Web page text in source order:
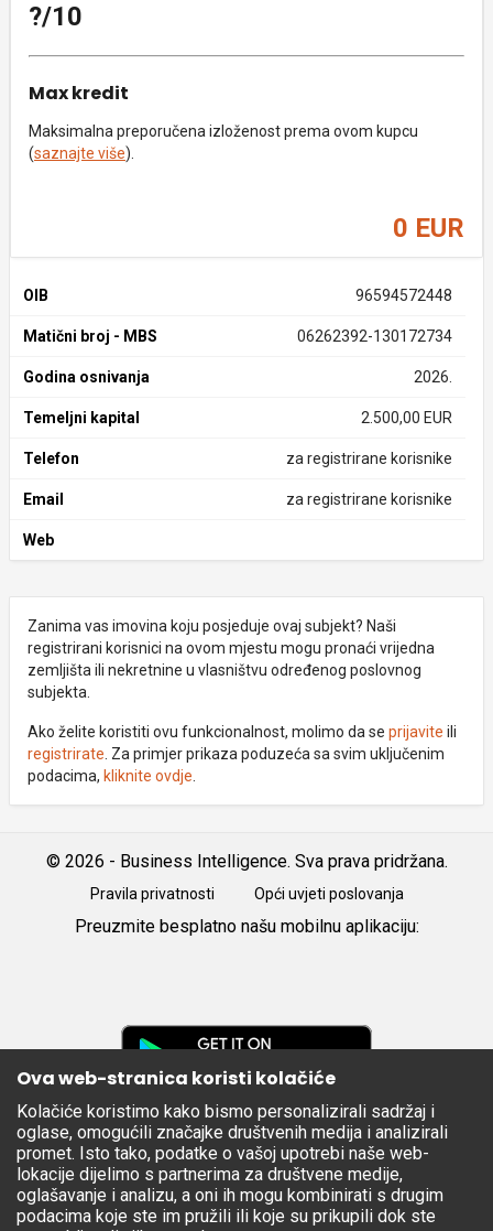
?/10
Max kredit
Maksimalna preporučena izloženost prema ovom kupcu
(saznajte više).
0 EUR
OIB 96594572448
Matični broj - MBS 06262392-130172734
Godina osnivanja 2026.
Temeljni kapital 2.500,00 EUR
Telefon za registrirane korisnike
Email za registrirane korisnike
Web
Zanima vas imovina koju posjeduje ovaj subjekt? Naši
registrirani korisnici na ovom mjestu mogu pronaći vrijedna
zemljišta ili nekretnine u vlasništvu određenog poslovnog
subjekta.
Ako želite koristiti ovu funkcionalnost, molimo da se prijavite ili
registrirate . Za primjer prikaza poduzeća sa svim uključenim
podacima, kliknite ovdje
© 2026 - Business Intelligence. Sva prava pridržana.
Pravila privatnosti Opći uvjeti poslovanja
Preuzmite besplatno našu mobilnu aplikaciju:
Apple
Store
Ova web-stranica koristi kolačiće
Kolačiće koristimo kako bismo personalizirali sadržaj i
oglase, omogućili značajke društvenih medija i analizirali
promet. Isto tako, podatke o vašoj upotrebi naše web-
lokacije dijelimo s partnerima za društvene medije,
oglašavanje i analizu, a oni ih mogu kombinirati s drugim
podacima koje ste im pružili ili koje su prikupili dok ste